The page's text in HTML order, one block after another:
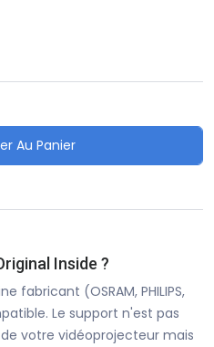
Au Panier
Inside ?
fabricant (OSRAM, PHILIPS,
Le support n'est pas
votre vidéoprojecteur mais